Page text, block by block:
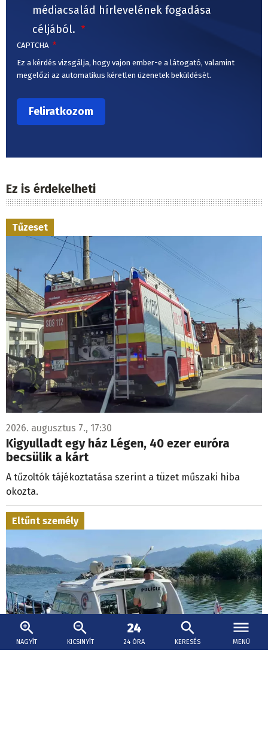
NAGYÍT KICSINYÍT 24 ÓRA KERESÉS MENÜ
médiacsalád hírlevelének fogadása
céljából.
CAPTCHA
Ez a kérdés vizsgálja, hogy vajon ember-e a látogató, valamint
megelőzi az automatikus kéretlen üzenetek beküldését.
Ez is érdekelheti
Tűzeset
2026. augusztus 7., 17:30
Kigyulladt egy ház Légen, 40 ezer euróra
becsülik a kárt
A tűzoltók tájékoztatása szerint a tüzet műszaki hiba
okozta.
Eltűnt személy